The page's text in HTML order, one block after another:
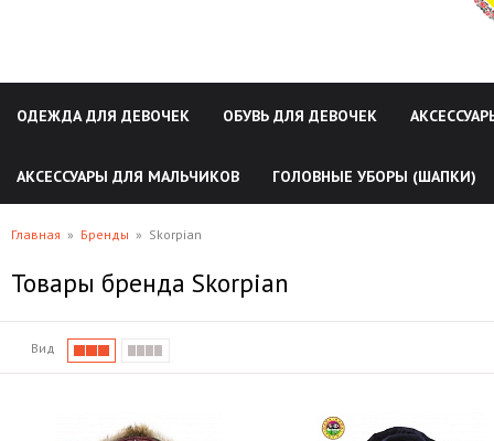
ОДЕЖДА ДЛЯ ДЕВОЧЕК ОБУВЬ ДЛЯ ДЕВОЧЕК
АКСЕССУАРЫ ДЛЯ МАЛЬЧИКОВ ГОЛОВНЫЕ УБОРЫ (ШАПКИ)
Главная » Бренды » Skorpian
Товары бренда Skorpian
Вид